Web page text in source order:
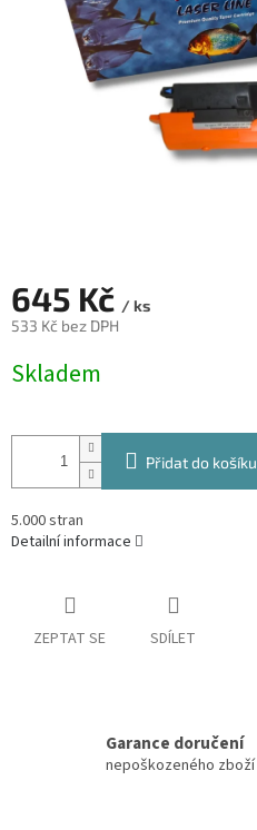
645 Kč / ks
533 Kč bez DPH
cena:
Skladem
Přidat do košíku
5.000 stran
Detailní informace
ZEPTAT SE SDÍLET
Garance doručení
nepoškozeného zboží